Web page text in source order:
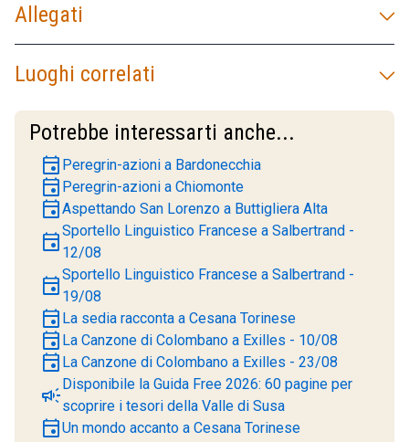
Allegati
Luoghi correlati
Potrebbe interessarti anche...
event Peregrin-azioni a Bardonecchia
event Peregrin-azioni a Chiomonte
eventAspettando San Lorenzo a Buttigliera Alta
eventSportello Linguistico Francese a Salbertrand -
12/08
eventSportello Linguistico Francese a Salbertrand -
19/08
event La sedia racconta a Cesana Torinese
event La Canzone di Colombano a Exilles - 10/08
event La Canzone di Colombano a Exilles - 23/08
campaignDisponibile la Guida Free 2026: 60 pagine per
scoprire i tesori della Valle di Susa
eventUn mondo accanto a Cesana Torinese